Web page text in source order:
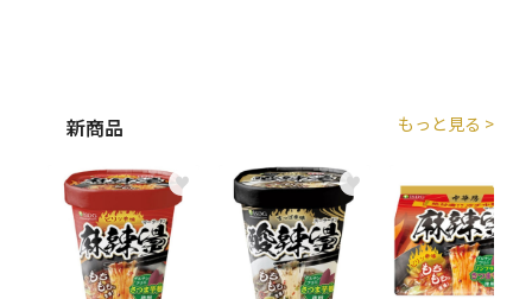
新商品 もっと見る >
♥ ♥